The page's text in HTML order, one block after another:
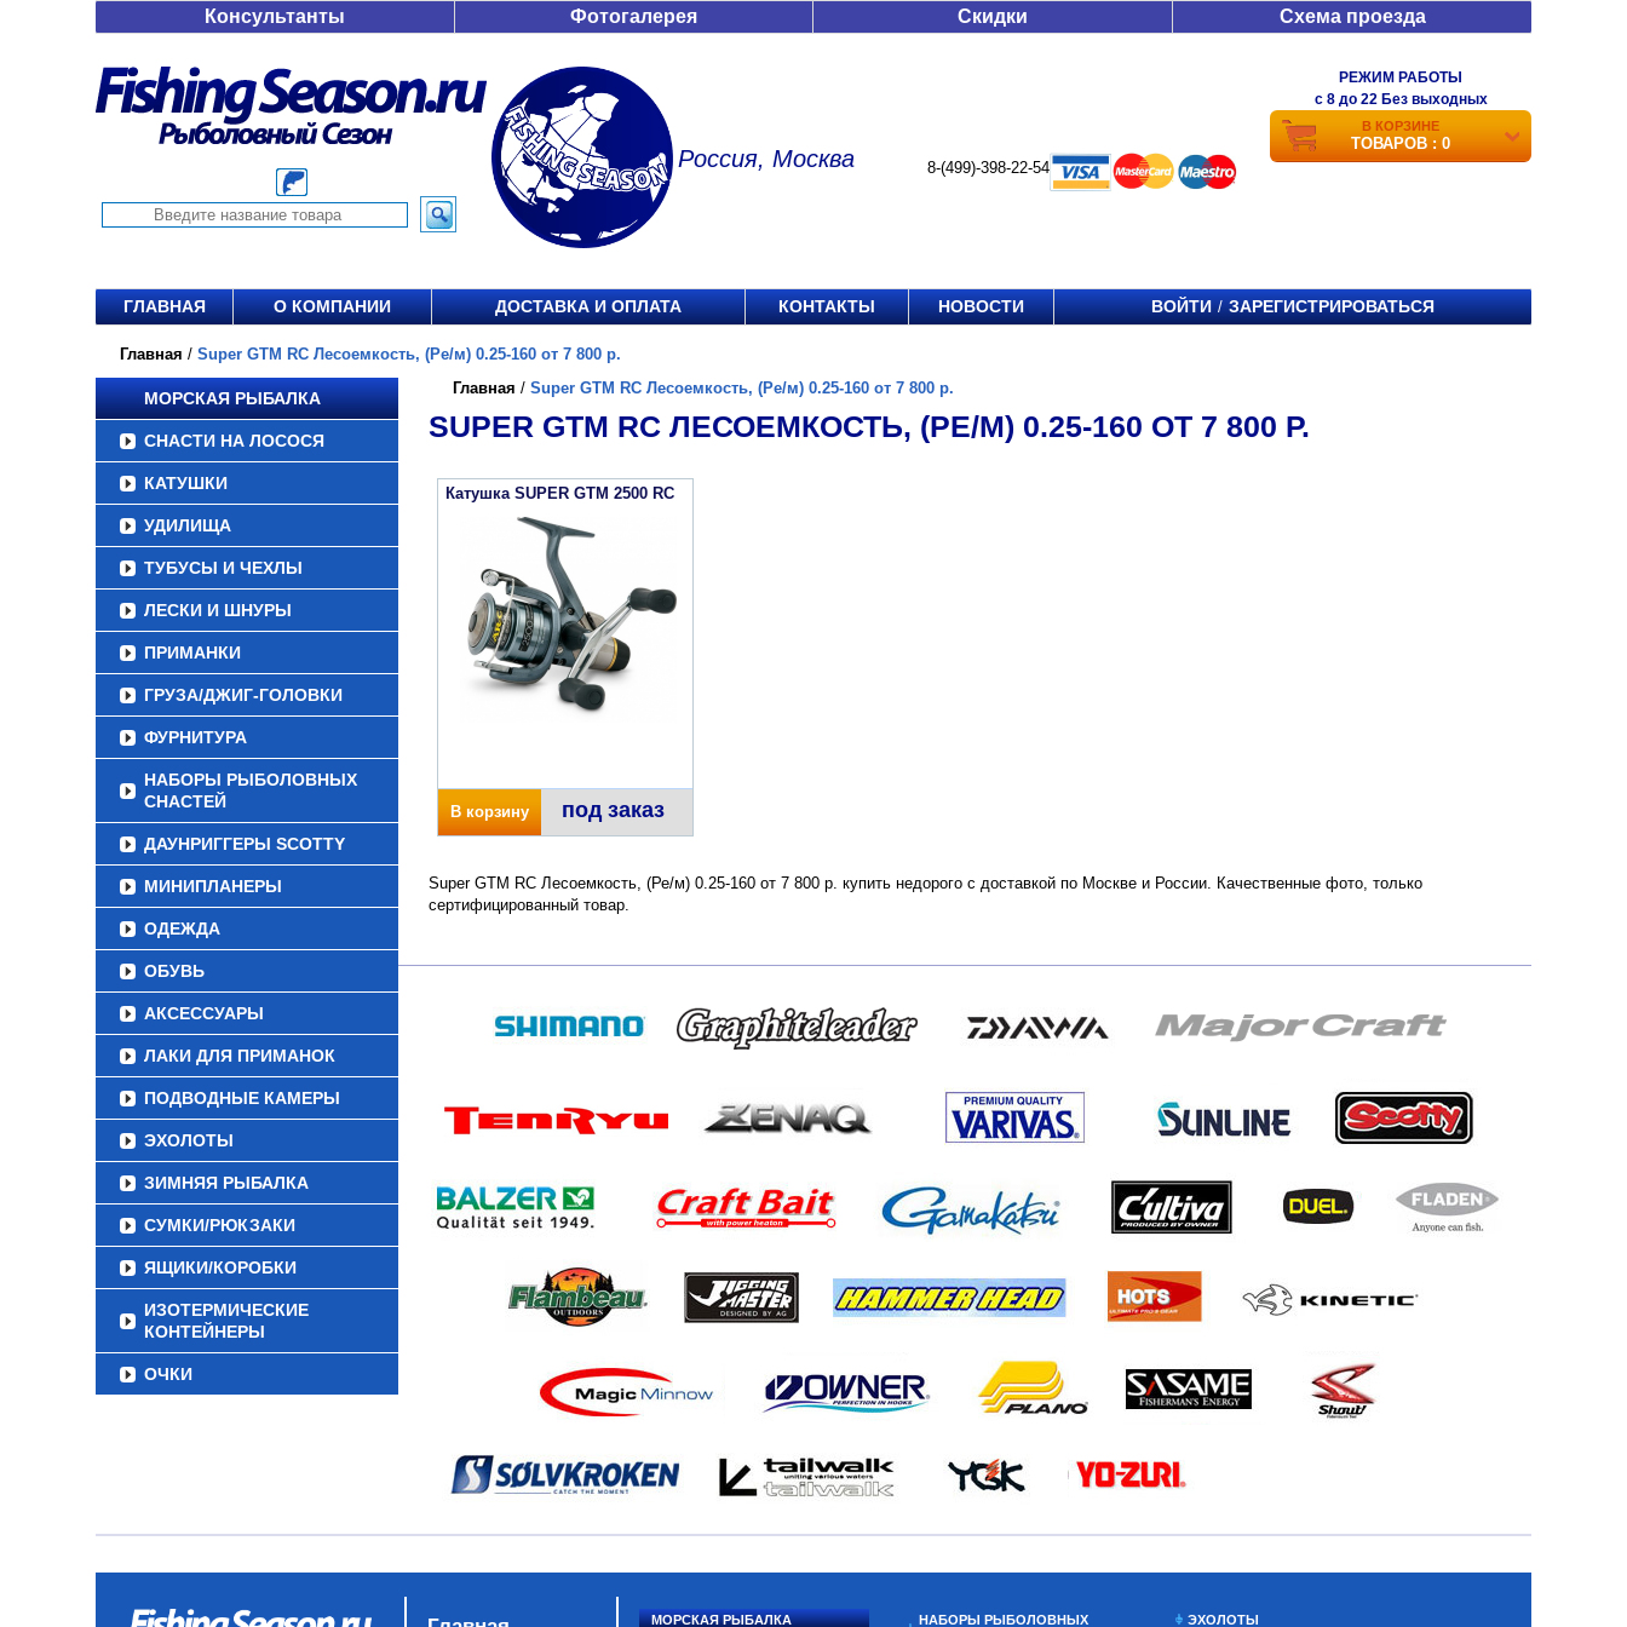
Консультанты Фотогалерея Скидки Схема проезда
Россия, Москва 8-(499)-398-22-54
РЕЖИМ РАБОТЫ
c 8 до 22 Без выходных
В КОРЗИНЕ
ТОВАРОВ : 0
ГЛАВНАЯ О КОМПАНИИ ДОСТАВКА И ОПЛАТА КОНТАКТЫ НОВОСТИ ВОЙТИ / ЗАРЕГИСТРИРОВАТЬСЯ
Главная / Super GTM RC Лесоемкость, (Ре/м) 0.25-160 от 7 800 р.
МОРСКАЯ РЫБАЛКА
СНАСТИ НА ЛОСОСЯ
КАТУШКИ
УДИЛИЩА
ТУБУСЫ И ЧЕХЛЫ
ЛЕСКИ И ШНУРЫ
ПРИМАНКИ
ГРУЗА/ДЖИГ-ГОЛОВКИ
ФУРНИТУРА
НАБОРЫ РЫБОЛОВНЫХ
СНАСТЕЙ
ДАУНРИГГЕРЫ SCOTTY
МИНИПЛАНЕРЫ
ОДЕЖДА
ОБУВЬ
АКСЕССУАРЫ
ЛАКИ ДЛЯ ПРИМАНОК
ПОДВОДНЫЕ КАМЕРЫ
ЭХОЛОТЫ
ЗИМНЯЯ РЫБАЛКА
СУМКИ/РЮКЗАКИ
ЯЩИКИ/КОРОБКИ
ИЗОТЕРМИЧЕСКИЕ
КОНТЕЙНЕРЫ
ОЧКИ
Главная / Super GTM RC Лесоемкость, (Ре/м) 0.25-160 от 7 800 р.
SUPER GTM RC ЛЕСОЕМКОСТЬ, (РЕ/М) 0.25-160 ОТ 7 800 Р.
Катушка SUPER GTM 2500 RC
В корзину под заказ
Super GTM RC Лесоемкость, (Ре/м) 0.25-160 от 7 800 р. купить недорого с доставкой по Москве и России. Качественные фото, только
сертифицированный товар.
МОРСКАЯ РЫБАЛКА НАБОРЫ РЫБОЛОВНЫХ ЭХОЛОТЫ